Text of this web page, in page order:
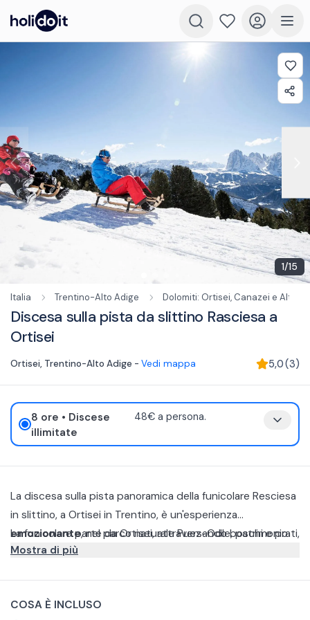
1/15
Italia Trentino-Alto Adige Dolomiti: Ortisei, Canazei e Alto
Discesa sulla pista da slittino Rasciesa a
Ortisei
Ortisei, Trentino-Alto Adige - Vedi mappa 5,0(3)
8 ore • Discese
illimitate
48€ a persona.
La discesa sulla pista panoramica della funicolare Resciesa
in slittino, a Ortisei in Trentino, è un'esperienza
emozionante, nel parco naturale Puez-Odle, patrimonio
naturale mondiale dell'UNESCO.
La funicolare parte da Ortisei, attraversando boschi e prati,
fino a raggiungere i 2.200 metri di altezza, con un
lascia a bocca aperta. Potrete vedere questo fantastico
intermedia lunga circa 6 km e con un dislivello di
Per scendere a valle, ci sarà nuovamente da prendere la
Mostra di più
COSA È INCLUSO